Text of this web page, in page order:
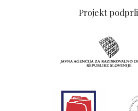
Projekt podprli